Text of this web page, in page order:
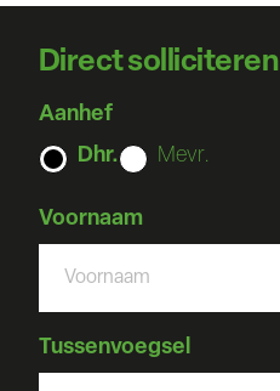
Direct solliciteren
Aanhef
Dhr.
Mevr.
Voornaam
Tussenvoegsel